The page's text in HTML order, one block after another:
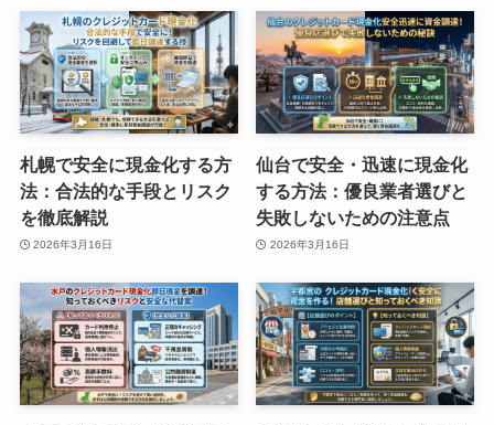
札幌で安全に現金化する方
法：合法的な手段とリスク
を徹底解説
2026年3月16日
仙台で安全・迅速に現金化
する方法：優良業者選びと
失敗しないための注意点
2026年3月16日